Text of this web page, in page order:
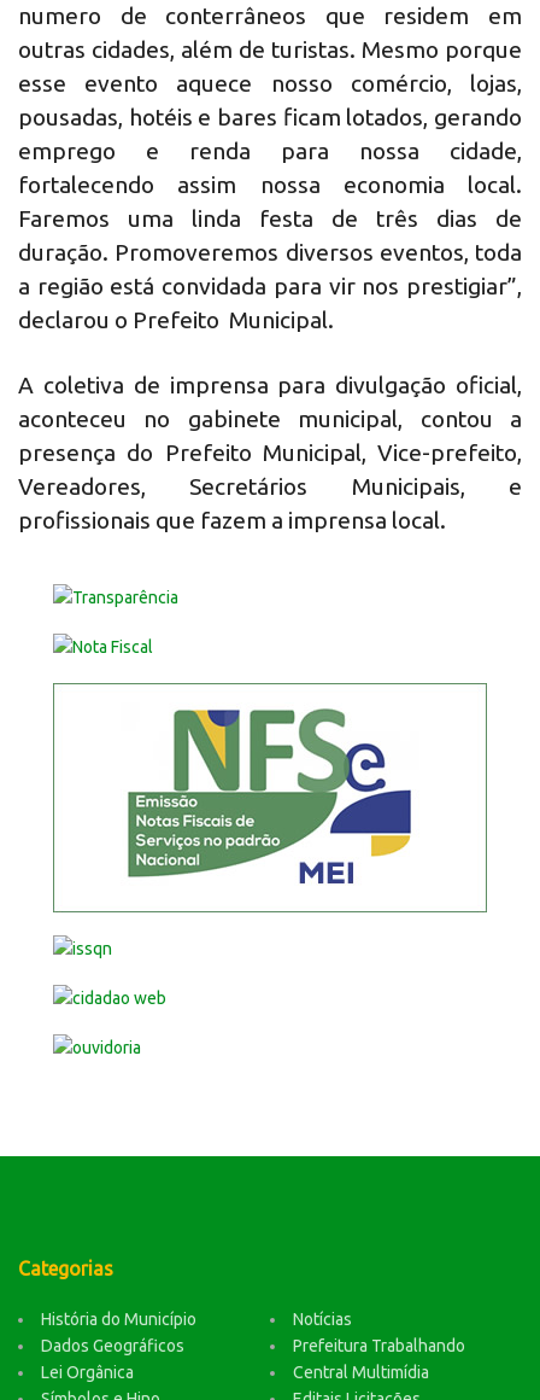
numero de conterrâneos que residem em
outras cidades, além de turistas. Mesmo porque
esse evento aquece nosso comércio, lojas,
pousadas, hotéis e bares ficam lotados, gerando
emprego e renda para nossa cidade,
fortalecendo assim nossa economia local.
Faremos uma linda festa de três dias de
duração. Promoveremos diversos eventos, toda
a região está convidada para vir nos prestigiar”,
declarou o Prefeito Municipal.
A coletiva de imprensa para divulgação oficial,
aconteceu no gabinete municipal, contou a
presença do Prefeito Municipal, Vice-prefeito,
Vereadores, Secretários Municipais, e
profissionais que fazem a imprensa local.
Categorias
História do Município
Dados Geográficos
Lei Orgânica
Notícias
Prefeitura Trabalhando
Central Multimídia